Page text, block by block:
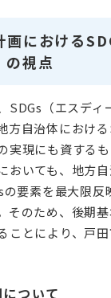
画における
の視点
SDGs（エスディ
方自治体におけ
実現にも資するも
おいても、地方
の要素を最大限反
そのため、後期
ことにより、戸
ついて